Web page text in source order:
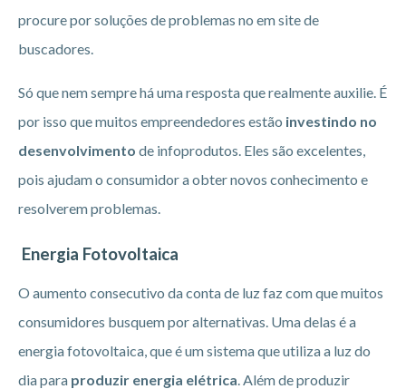
procure por soluções de problemas no em site de
buscadores.
Só que nem sempre há uma resposta que realmente auxilie. É
por isso que muitos empreendedores estão investindo no
desenvolvimento de infoprodutos. Eles são excelentes,
pois ajudam o consumidor a obter novos conhecimento e
resolverem problemas.
Energia Fotovoltaica
O aumento consecutivo da conta de luz faz com que muitos
consumidores busquem por alternativas. Uma delas é a
energia fotovoltaica, que é um sistema que utiliza a luz do
dia para produzir energia elétrica . Além de produzir